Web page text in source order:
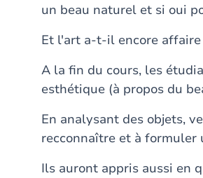
un beau naturel et si oui
Et l'art a-t-il encore affaire
A la fin du cours, les
esthétique (à propos du
En analysant des objets,
recconnaître et à formuler
Ils auront appris aussi en